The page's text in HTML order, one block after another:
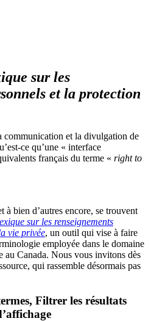
sur les
et la protection
communication et la divulgation de
ce qu’une « interface
français du terme « right to
à bien d’autres encore, se trouvent
sur les renseignements
vie privée, un outil qui vise à faire
employée dans le domaine
au Canada. Nous vous invitons dès
qui rassemble désormais pas
Filtrer les résultats